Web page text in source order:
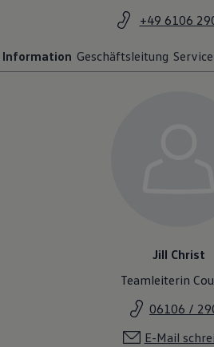
+49 6106
Information Geschäftsleitung Service
Jill Christ
Teamleiterin
06106 /
E-Mail